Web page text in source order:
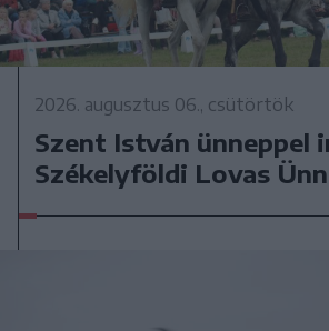
2026. augusztus 06., csütörtök
Szent István ünneppel
Székelyföldi Lovas